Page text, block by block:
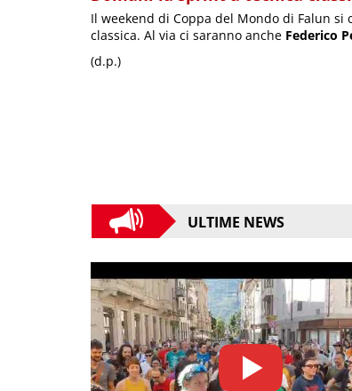
Il weekend di Coppa del Mondo di Falun
classica. Al via ci saranno anche Federico
(d.p.)
ULTIME NEWS